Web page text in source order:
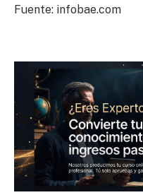
Fuente: infobae.com